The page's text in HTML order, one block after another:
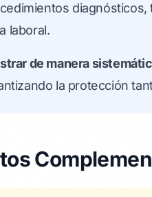
laboral.
de manera
la protección